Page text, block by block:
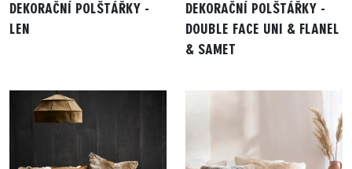
DEKORAČNÍ POLŠTÁŘKY -
LEN
DEKORAČNÍ POLŠTÁŘKY -
DOUBLE FACE UNI & FLANEL
& SAMET